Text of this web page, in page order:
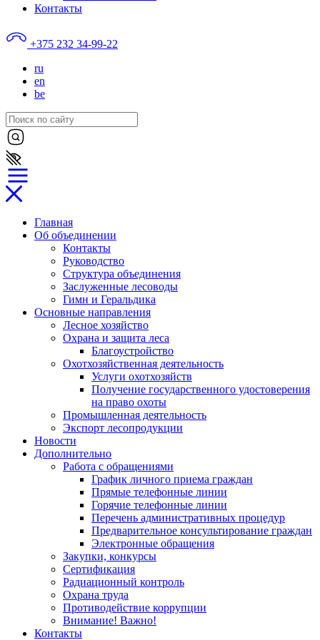
Контакты
+375 232 34-99-22
ru
en
be
Главная
Об объединении
Контакты
Руководство
Структура объединения
Заслуженные лесоводы
Гимн и Геральдика
Основные направления
Лесное хозяйство
Охрана и защита леса
Благоустройство
Охотхозяйственная деятельность
Услуги охотхозяйств
Получение государственного удостоверения
на право охоты
Промышленная деятельность
Экспорт лесопродукции
Новости
Дополнительно
Работа с обращениями
График личного приема граждан
Прямые телефонные линии
Горячие телефонные линии
Перечень административных процедур
Предварительное консультирование граждан
Электронные обращения
Закупки, конкурсы
Сертификация
Радиационный контроль
Охрана труда
Противодействие коррупции
Внимание! Важно!
Контакты